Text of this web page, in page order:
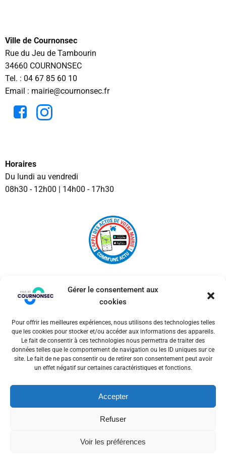
Gérer le consentement aux
cookies
Pour offrir les meilleures expériences, nous utilisons des technologies telles
que les cookies pour stocker et/ou accéder aux informations des appareils.
Le fait de consentir à ces technologies nous permettra de traiter des
données telles que le comportement de navigation ou les ID uniques sur ce
site. Le fait de ne pas consentir ou de retirer son consentement peut avoir
un effet négatif sur certaines caractéristiques et fonctions.
Accepter
Refuser
Voir les préférences
Ville de Cournonsec
Rue du Jeu de Tambourin
34660 COURNONSEC
Tel. : 04 67 85 60 10
Email : mairie@cournonsec.fr
Horaires
Du lundi au vendredi
08h30 - 12h00 | 14h00 - 17h30
© 2026 Ville de Cournonsec. Un service proposé par
Comm'un Site
Mentions légales